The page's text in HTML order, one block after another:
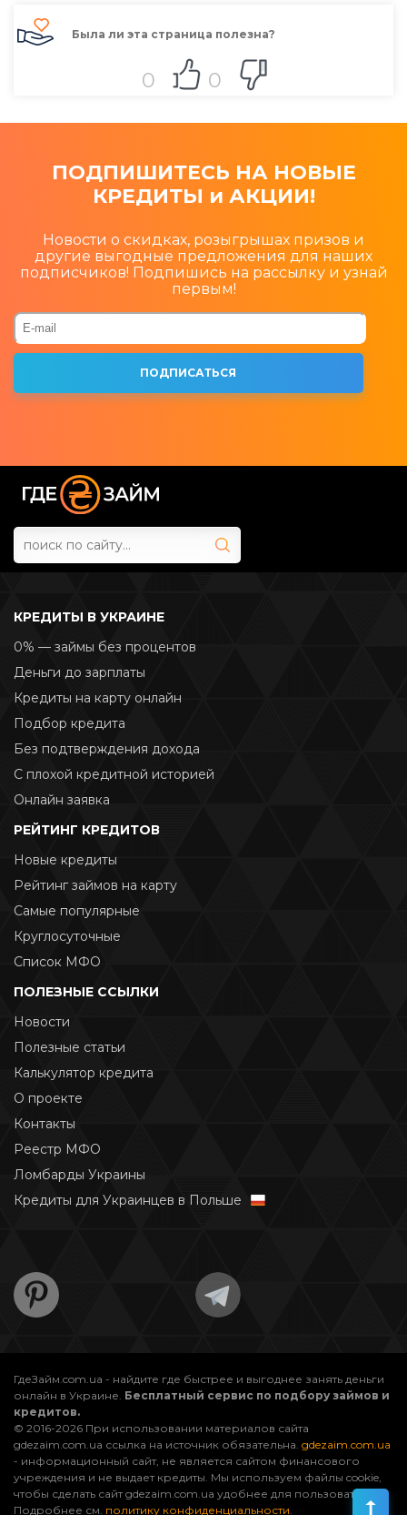
Была ли эта страница полезна?
0 0
ПОДПИШИТЕСЬ НА НОВЫЕ
КРЕДИТЫ и АКЦИИ!
Новости о скидках, розыгрышах призов и
другие выгодные предложения для наших
подписчиков! Подпишись на рассылку и узнай
первым!
КРЕДИТЫ В УКРАИНЕ
0% — займы без процентов
Деньги до зарплаты
Кредиты на карту онлайн
Подбор кредита
Без подтверждения дохода
С плохой кредитной историей
Онлайн заявка
РЕЙТИНГ КРЕДИТОВ
Новые кредиты
Рейтинг займов на карту
Самые популярные
Круглосуточные
Список МФО
ПОЛЕЗНЫЕ ССЫЛКИ
Новости
Полезные статьи
Калькулятор кредита
О проекте
Контакты
Реестр МФО
Ломбарды Украины
Кредиты для Украинцев в Польше
ГдеЗайм.com.ua - найдите где быстрее и выгоднее занять деньги
онлайн в Украине. Бесплатный сервис по подбору займов и
кредитов.
© 2016-2026 При использовании материалов сайта
gdezaim.com.ua ссылка на источник обязательна. gdezaim.com.ua
- информационный сайт, не является сайтом финансового
учреждения и не выдает кредиты. Мы используем файлы cookie,
чтобы сделать сайт gdezaim.com.ua удобнее для пользователей.
Подробнее см. политику конфиденциальности.